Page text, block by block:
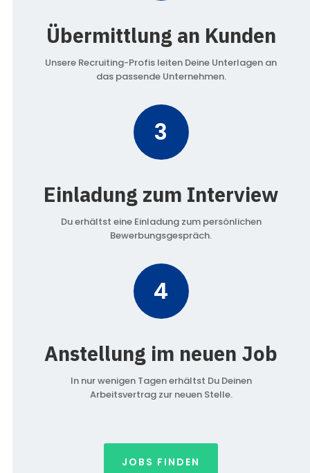
Übermittlung an Kunden
Unsere Recruiting-Profis leiten Deine Unterlagen an
das passende Unternehmen.
3
Einladung zum Interview
Du erhältst eine Einladung zum persönlichen
Bewerbungsgespräch.
4
Anstellung im neuen Job
In nur wenigen Tagen erhältst Du Deinen
Arbeitsvertrag zur neuen Stelle.
JOBS FINDEN